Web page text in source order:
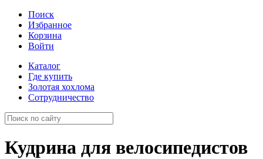
Поиск
Избранное
Корзина
Войти
Каталог
Где купить
Золотая хохлома
Сотрудничество
Кудрина для велосипедистов